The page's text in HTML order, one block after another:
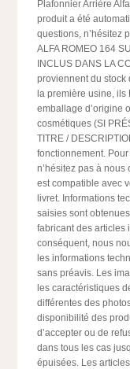
Plafonnier Arrière
produit a été
questions, n’hésitez
ALFA ROMEO 164
INCLUS DANS LA
proviennent du stock
la première usine,
emballage d’origine
cosmétiques (SI
TITRE /
fonctionnement.
n’hésitez pas à
est compatible avec
livret. Informations
saisies sont
fabricant des articles
conséquent, nous
les informations
sans préavis. Les
les caractéristiques
différentes des
disponibilité des
d’accepter ou de
dans tous les cas
épuisées. Les